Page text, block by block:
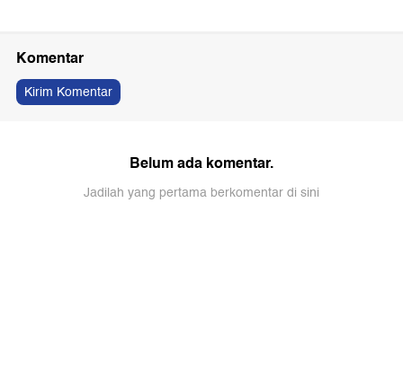
Komentar
Kirim Komentar
Belum ada komentar.
Jadilah yang pertama berkomentar di sini